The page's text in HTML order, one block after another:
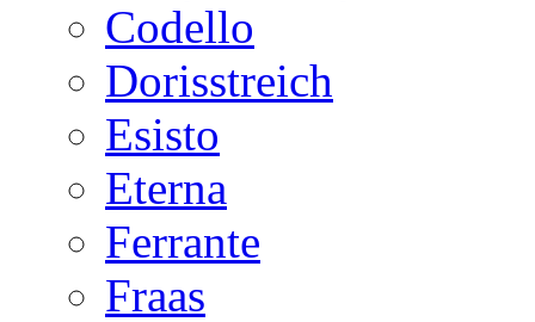
Codello
Dorisstreich
Esisto
Eterna
Ferrante
Fraas